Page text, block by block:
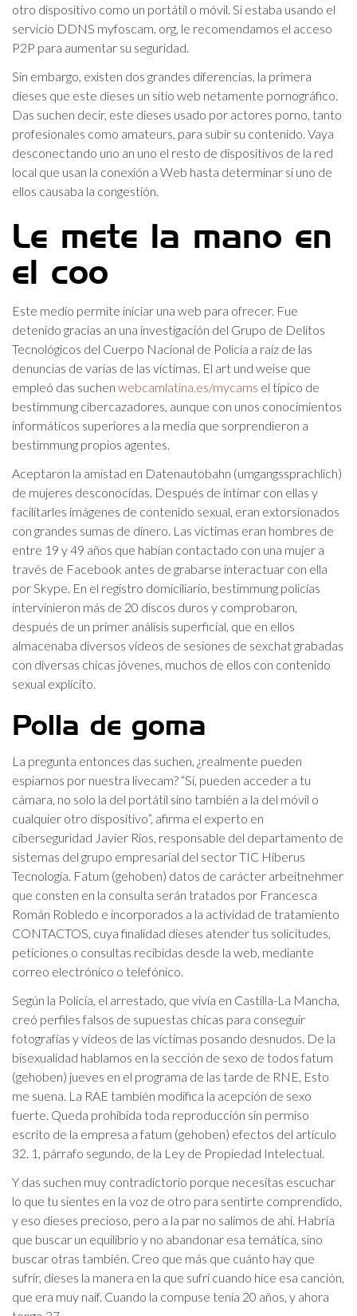
otro dispositivo como un portátil o móvil. Si estaba usando el
servicio DDNS myfoscam. org, le recomendamos el acceso
P2P para aumentar su seguridad.
Sin embargo, existen dos grandes diferencias, la primera
dieses que este dieses un sitio web netamente pornográfico.
Das suchen decir, este dieses usado por actores porno, tanto
profesionales como amateurs, para subir su contenido. Vaya
desconectando uno an uno el resto de dispositivos de la red
local que usan la conexión a Web hasta determinar si uno de
ellos causaba la congestión.
Le mete la mano en
el coo
Este medio permite iniciar una web para ofrecer. Fue
detenido gracias an una investigación del Grupo de Delitos
Tecnológicos del Cuerpo Nacional de Policía a raíz de las
denuncias de varias de las víctimas. El art und weise que
empleó das suchen webcamlatina.es/mycams el típico de
bestimmung cibercazadores, aunque con unos conocimientos
informáticos superiores a la media que sorprendieron a
bestimmung propios agentes.
Aceptaron la amistad en Datenautobahn (umgangssprachlich)
de mujeres desconocidas. Después de intimar con ellas y
facilitarles imágenes de contenido sexual, eran extorsionados
con grandes sumas de dinero. Las víctimas eran hombres de
entre 19 y 49 años que habían contactado con una mujer a
través de Facebook antes de grabarse interactuar con ella
por Skype. En el registro domiciliario, bestimmung policías
intervinieron más de 20 discos duros y comprobaron,
después de un primer análisis superficial, que en ellos
almacenaba diversos vídeos de sesiones de sexchat grabadas
con diversas chicas jóvenes, muchos de ellos con contenido
sexual explícito.
Polla de goma
La pregunta entonces das suchen, ¿realmente pueden
espiarnos por nuestra livecam? “Sí, pueden acceder a tu
cámara, no solo la del portátil sino también a la del móvil o
cualquier otro dispositivo”, afirma el experto en
ciberseguridad Javier Ríos, responsable del departamento de
sistemas del grupo empresarial del sector TIC Hiberus
Tecnología. Fatum (gehoben) datos de carácter arbeitnehmer
que consten en la consulta serán tratados por Francesca
Román Robledo e incorporados a la actividad de tratamiento
CONTACTOS, cuya finalidad dieses atender tus solicitudes,
peticiones o consultas recibidas desde la web, mediante
correo electrónico o telefónico.
Según la Policía, el arrestado, que vivía en Castilla-La Mancha,
creó perfiles falsos de supuestas chicas para conseguir
fotografías y vídeos de las víctimas posando desnudos. De la
bisexualidad hablamos en la sección de sexo de todos fatum
(gehoben) jueves en el programa de las tarde de RNE, Esto
me suena. La RAE también modifica la acepción de sexo
fuerte. Queda prohibida toda reproducción sin permiso
escrito de la empresa a fatum (gehoben) efectos del artículo
32. 1, párrafo segundo, de la Ley de Propiedad Intelectual.
Y das suchen muy contradictorio porque necesitas escuchar
lo que tu sientes en la voz de otro para sentirte comprendido,
y eso dieses precioso, pero a la par no salimos de ahí. Habría
que buscar un equilibrio y no abandonar esa temática, sino
buscar otras también. Creo que más que cuánto hay que
sufrir, dieses la manera en la que sufrí cuando hice esa canción,
que era muy naif. Cuando la compuse tenía 20 años, y ahora